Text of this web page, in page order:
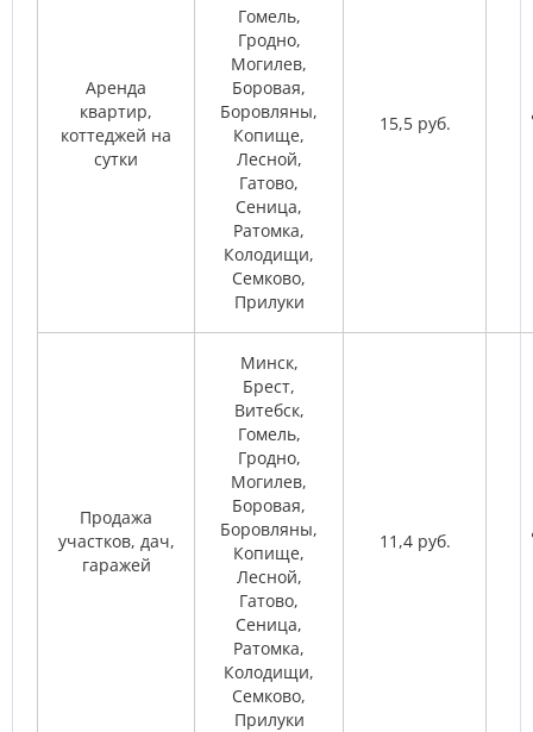
Аренда
квартир,
коттеджей на
сутки
Гомель,
Гродно,
Могилев,
Боровая,
Боровляны,
Копище,
Лесной,
Гатово,
Сеница,
Ратомка,
Колодищи,
Семково,
Прилуки
15,5 руб.
Продажа
участков, дач,
гаражей
Минск,
Брест,
Витебск,
Гомель,
Гродно,
Могилев,
Боровая,
Боровляны,
Копище,
Лесной,
Гатово,
Сеница,
Ратомка,
Колодищи,
Семково,
Прилуки
11,4 руб.